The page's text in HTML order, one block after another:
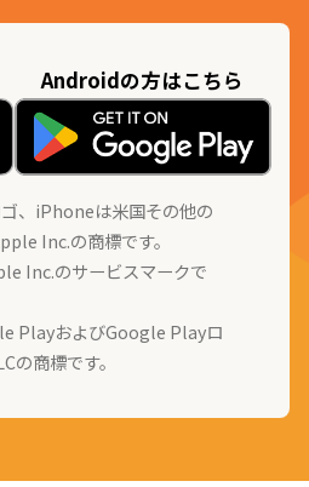
Androidの方はこちら
、iPhoneは米国その他の
Inc.の商標です。
Inc.のサービスマークで
PlayおよびGoogle Playロ
の商標です。